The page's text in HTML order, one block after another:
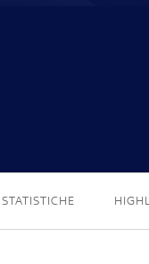
STATISTICHE